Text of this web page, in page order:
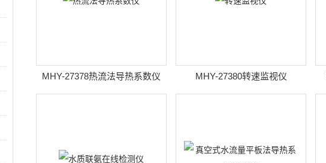
MHY-27378热流法导热系数仪 MHY-27380转速监视仪